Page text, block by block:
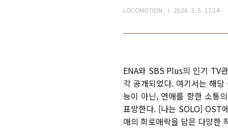
LOCOMOTION 2026. 3. 5. 23:14
ENA와 SBS Plus의 인기 TV
각 공개되었다. 여기서는 해
능이 아닌, 연애를 향한 소통
표방한다. [나는 SOLO] OST
애의 희로애락을 담은 다양한